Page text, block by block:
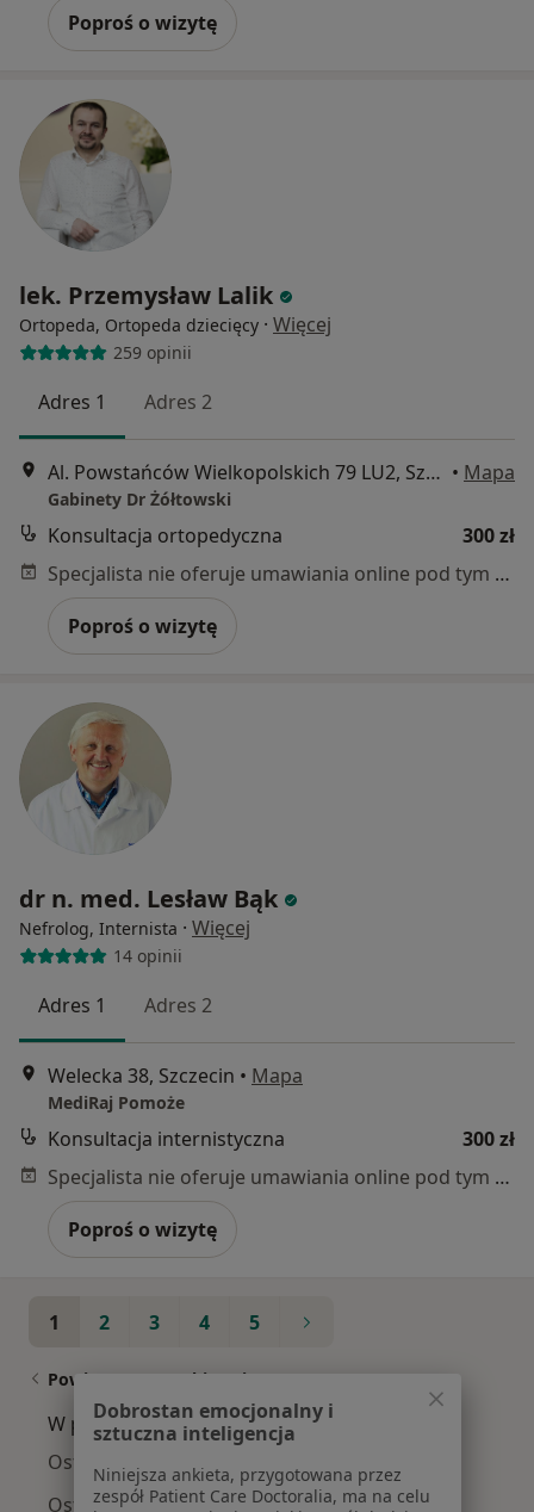
Poproś o wizytę
lek. Przemysław Lalik
Ortopeda, Ortopeda dziecięcy · Więcej
259 opinii
Adres 1 Adres 2
Al. Powstańców Wielkopolskich 79 LU2, Szczecin • Mapa
Gabinety Dr Żółtowski
Konsultacja ortopedyczna
300 zł
Specjalista nie oferuje umawiania online pod tym adresem.
Poproś o wizytę
dr n. med. Lesław Bąk
Nefrolog, Internista · Więcej
14 opinii
Adres 1 Adres 2
Welecka 38, Szczecin • Mapa
MediRaj Pomoże
Konsultacja internistyczna
300 zł
Specjalista nie oferuje umawiania online pod tym adresem.
Poproś o wizytę
1 2 3 4 5
Powiązane wyszukiwania
W pobliżu Szczecina
Osteoporoza w Stargardzie
Osteoporoza w Goleniowie
Dobrostan emocjonalny i
sztuczna inteligencja
Niniejsza ankieta, przygotowana przez
zespół Patient Care Doctoralia, ma na celu